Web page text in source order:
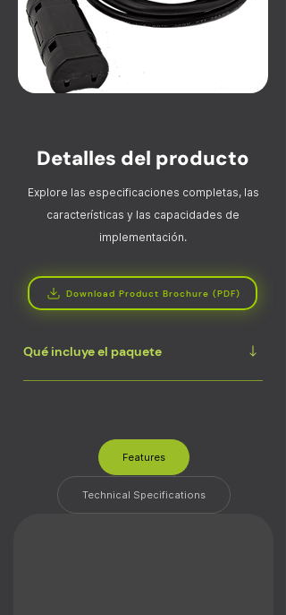
Detalles del producto
Explore las especificaciones completas, las
características y las capacidades de
implementación.
Download Product Brochure (PDF)
Qué incluye el paquete
Features
Technical Specifications